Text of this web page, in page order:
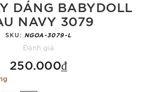
DÁNG BABYDOLL
NAVY 3079
SKU: NGOA-3079-L
Đánh giá
250.000₫